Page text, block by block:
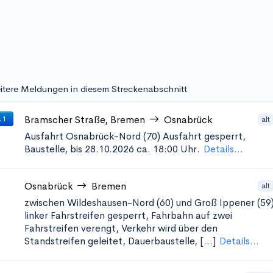
Meldungen in diesem Streckenabschnitt
1 Bramscher Straße, Bremen Osnabrück alt
Ausfahrt Osnabrück-Nord (70) Ausfahrt gesperrt,
Baustelle, bis 28.10.2026 ca. 18:00 Uhr. Details...
Osnabrück Bremen alt
zwischen Wildeshausen-Nord (60) und Groß Ippener
linker Fahrstreifen gesperrt, Fahrbahn auf zwei
Fahrstreifen verengt, Verkehr wird über den
Standstreifen geleitet, Dauerbaustelle, [...] Details...